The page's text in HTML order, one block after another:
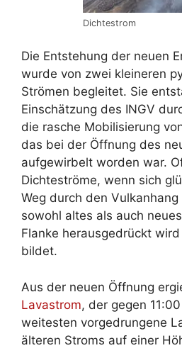
Dichtestrom
Die Entstehung der neuen
wurde von zwei kleineren
Strömen begleitet. Sie
Einschätzung des INGV
die rasche Mobilisierung
das bei der Öffnung des
aufgewirbelt worden war.
Dichteströme, wenn sich
Weg durch den
sowohl altes als auch
Flanke herausgedrückt
bildet.
Aus der neuen Öffnung
Lavastrom, der gegen
weitesten vorgedrungene
älteren Stroms auf einer